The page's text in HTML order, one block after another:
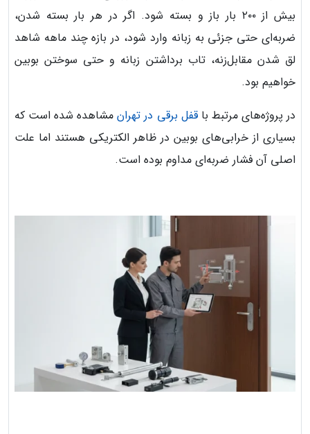
بیش از ۲۰۰ بار باز و بسته شود. اگر در هر بار بسته شدن،
ضربه‌ای حتی جزئی به زبانه وارد شود، در بازه چند ماهه شاهد
لق شدن مقابل‌زنه، تاب برداشتن زبانه و حتی سوختن بوبین
خواهیم بود.
در پروژه‌های مرتبط باقفل برقی در تهرانمشاهده شده است که
بسیاری از خرابی‌های بوبین در ظاهر الکتریکی هستند اما علت
اصلی آن فشار ضربه‌ای مداوم بوده است.